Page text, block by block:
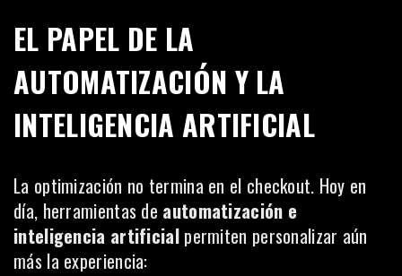
EL PAPEL DE LA
AUTOMATIZACIÓN Y LA
INTELIGENCIA ARTIFICIAL
La optimización no termina en el checkout. Hoy en
día, herramientas de automatización e
inteligencia artificialpermiten personalizar aún
más la experiencia: